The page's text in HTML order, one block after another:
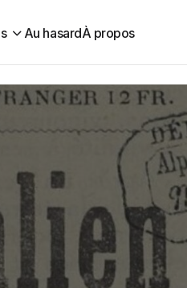
Au hasardÀ propos